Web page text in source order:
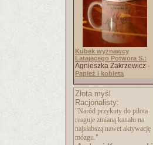
Kubek wyznawcy
Latającego Potwora S.:
Agnieszka Zakrzewicz -
Papież i kobieta
Złota myśl
Racjonalisty:
"Naród przykuty do pilota
reaguje zmianą kanału na
najsłabszą nawet aktywację
mózgu."